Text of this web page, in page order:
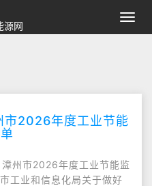
切
换
源网
市2026年度工业节能
州市2026年度工业节能监
工业和信息化局关于做好